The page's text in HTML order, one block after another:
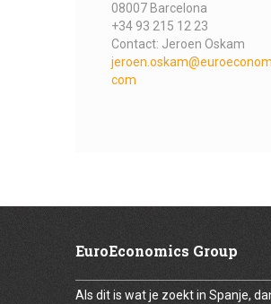
08007 Barcelona
+34 93 215 12 23
Contact: Jeroen Oskam
com
EuroEconomics Group
Als dit is wat je zoekt in Spanje,